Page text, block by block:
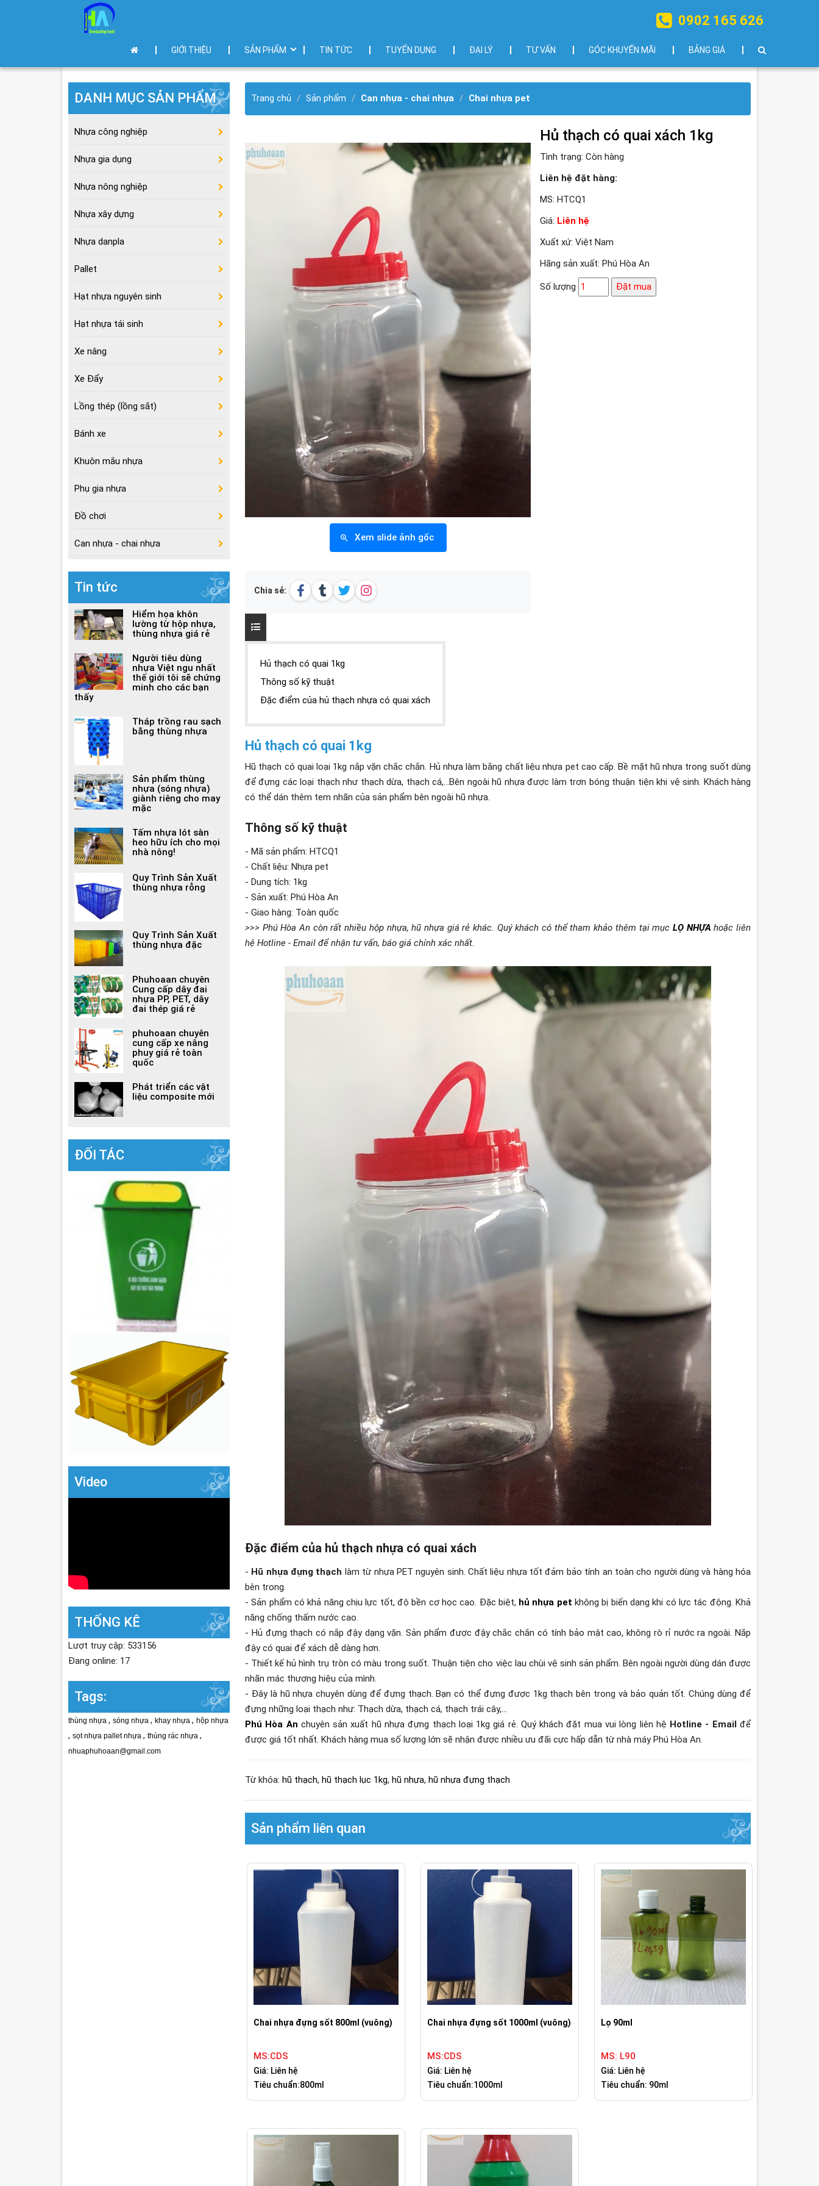
GIỚI THIỆU SẢN PHẨM TIN TỨC TUYỂN DỤNG ĐẠI LÝ TƯ VẤN GÓC KHUYẾN MÃI BẢNG GIÁ
0902 165 626
Trang chủ Sản phẩm Can nhựa - chai nhựa Chai nhựa pet
Xem slide ảnh gốc
Chia sẻ:
Hủ thạch có quai xách 1kg
Tình trạng: Còn hàng
Liên hệ đặt hàng:
MS: HTCQ1
Giá: Liên hệ
Xuất xứ: Việt Nam
Hãng sản xuất: Phú Hòa An
Số lượng Đặt mua
Hủ thạch có quai 1kg
Thông số kỹ thuật
Đặc điểm của hủ thạch nhựa có quai xách
Hủ thạch có quai 1kg
Hũ thạch có quai loại 1kg nắp vặn chắc chắn. Hủ nhựa làm bằng chất liệu nhựa pet cao cấp. Bề mặt hũ nhựa trong suốt dùng
để đựng các loại thạch như thạch dừa, thạch cá,...Bên ngoài hũ nhựa được làm trơn bóng thuận tiện khi vệ sinh. Khách hàng
có thể dán thêm tem nhãn của sản phẩm bên ngoài hũ nhựa.
Thông số kỹ thuật
- Mã sản phẩm: HTCQ1
- Chất liệu: Nhựa pet
- Dung tích: 1kg
- Sản xuất: Phú Hòa An
- Giao hàng: Toàn quốc
>>> Phú Hòa An còn rất nhiều hộp nhựa, hũ nhựa giá rẻ khác. Quý khách có thể tham khảo thêm tại mục LỌ NHỰA hoặc liên
hệ Hotline - Email để nhận tư vấn, báo giá chính xác nhất.
Đặc điểm của hủ thạch nhựa có quai xách
- Hũ nhựa đựng thạch làm từ nhựa PET nguyên sinh. Chất liệu nhựa tốt đảm bảo tính an toàn cho người dùng và hàng hóa
bên trong.
- Sản phẩm có khả năng chịu lực tốt, độ bền cơ học cao. Đặc biệt, hủ nhựa pet không bị biến dạng khi có lực tác động. Khả
năng chống thấm nước cao.
- Hủ đựng thạch có nắp đậy dạng vặn. Sản phẩm được đậy chắc chắn có tính bảo mật cao, không rò rỉ nước ra ngoài. Nắp
đậy có quai để xách dễ dàng hơn.
- Thiết kế hủ hình trụ tròn có màu trong suốt. Thuận tiện cho việc lau chùi vệ sinh sản phẩm. Bên ngoài người dùng dán được
nhãn mác thương hiệu của mình.
- Đây là hũ nhựa chuyên dùng để đựng thạch. Bạn có thể đựng được 1kg thạch bên trong và bảo quản tốt. Chúng dùng để
đựng những loại thạch như: Thạch dừa, thạch cá, thạch trái cây,...
Phú Hòa An chuyên sản xuất hũ nhựa đựng thạch loại 1kg giá rẻ. Quý khách đặt mua vui lòng liên hệ Hotline - Emailđể
được giá tốt nhất. Khách hàng mua số lượng lớn sẽ nhận được nhiều ưu đãi cực hấp dẫn từ nhà máy Phú Hòa An.
Từ khóa: hũ thạch, hũ thạch lục 1kg, hũ nhựa, hũ nhựa đựng thạch
Sản phẩm liên quan
Chai nhựa đựng sốt 800ml (vuông)
MS:CDS
Giá: Liên hệ
Tiêu chuẩn:800ml
Chai nhựa đựng sốt 1000ml (vuông)
MS:CDS
Giá: Liên hệ
Tiêu chuẩn:1000ml
Lọ 90ml
MS: L90
Giá: Liên hệ
Tiêu chuẩn: 90ml
DANH MỤC SẢN PHẨM
Nhựa công nghiệp
Nhựa gia dụng
Nhựa nông nghiệp
Nhựa xây dựng
Nhựa danpla
Pallet
Hạt nhựa nguyên sinh
Hạt nhựa tái sinh
Xe nâng
Xe Đẩy
Lồng thép (lồng sắt)
Bánh xe
Khuôn mắu nhựa
Phụ gia nhựa
Đồ chơi
Can nhựa - chai nhựa
Tin tức
Hiểm họa khôn
lường từ hộp nhựa,
thùng nhựa giá rẻ
Người tiêu dùng
nhựa Việt ngu nhất
thế giới tôi sẽ chứng
minh cho các bạn
thấy
Tháp trồng rau sạch
bằng thùng nhựa
Sản phẩm thùng
nhựa (sóng nhựa)
giành riêng cho may
mặc
Tấm nhựa lót sàn
heo hữu ích cho mọi
nhà nông!
Quy Trình Sản Xuất
thùng nhựa rỗng
Quy Trình Sản Xuất
thùng nhựa đặc
Phuhoaan chuyên
Cung cấp dây đai
nhựa PP, PET, dây
đai thép giá rẻ
phuhoaan chuyên
cung cấp xe nâng
phuy giá rẻ toàn
quốc
Phát triển các vật
liệu composite mới
ĐỐI TÁC
Video
THỐNG KÊ
Lượt truy cập: 533156
Đang online: 17
Tags:
thùng nhựa , sóng nhựa , khay nhựa , hộp nhựa
, sọt nhựa pallet nhựa , thùng rác nhựa ,
nhuaphuhoaan@gmail.com